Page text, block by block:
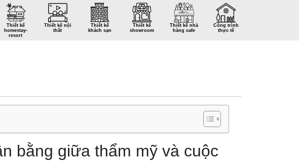
Thiết kế
homestay-
resort
Thiết kế nội
thất
Thiết kế
khách sạn
Thiết kế
showroom
Thiết kế nhà
hàng cafe
Công trình
thực tế
bằng giữa thẩm mỹ và cuộc